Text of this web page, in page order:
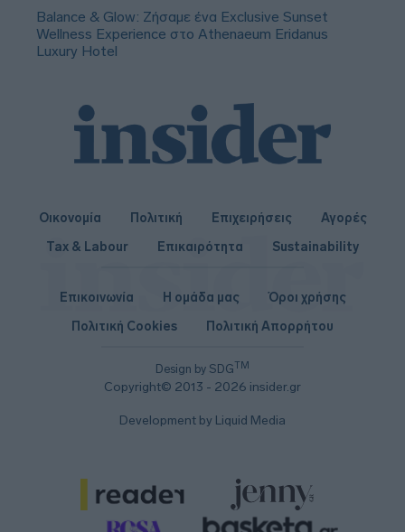
Balance & Glow: Ζήσαμε ένα Exclusive Sunset
Wellness Experience στο Athenaeum Eridanus
Luxury Hotel
Οικονομία Πολιτική Επιχειρήσεις
Αγορές
Tax & Labour
Επικαιρότητα Sustainability
Design by SDGTM
Copyright© 2013 - 2026 insider.gr
Επικοινωνία Η ομάδα μας
Όροι χρήσης
Πολιτική Cookies
Πολιτική Απορρήτου
Development by Liquid Media